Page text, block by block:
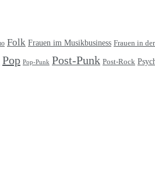
Folk Frauen im Musikbusiness Frauen in
Pop Pop-Punk Post-Punk Post-Rock